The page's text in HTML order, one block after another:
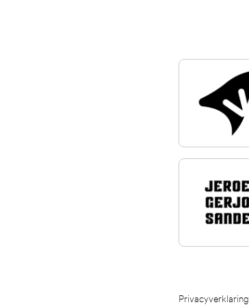
Privacyverklaring